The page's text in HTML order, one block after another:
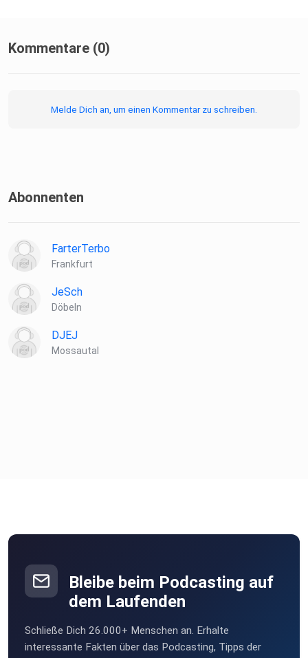
Bereitstellung von Mitteln, technischer Unterstützung und
Kommentare (0)
Melde Dich an, um einen Kommentar zu schreiben.
Abonnenten
FarterTerbo
Frankfurt
JeSch
Döbeln
DJEJ
Mossautal
Bleibe beim Podcasting auf
dem Laufenden
Schließe Dich 26.000+ Menschen an. Erhalte
interessante Fakten über das Podcasting, Tipps der